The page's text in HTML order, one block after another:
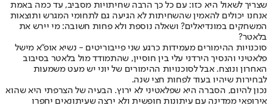
שצריך לשאול היא כזו: עם כל כך הרבה שחיתויות מסביב, עד כמה באמת
אנחנו יכולים להאמין שהשחיתות לא הגיעה גם לתחומי המגרש ותוצאות
המשחקים במונדיאלים? ושאלה נוספת ולא פחות חשובה: מי יירש את
בלאטר?
סוכנויות ההימורים מעמידות כרגע שני פייבוריטים - נשיא אופ"א מישל
פלאטיני והנסיך הירדני עלי בין חוסיין, שהתמודד מול בלאטר בסיבוב
האחרון ונוצח. אבל לסוכנויות ההימורים של יוני יש מעט משמעות
לבחירות שיהיו בעוד לפחות חצי שנה.
נכון להיום, הסברה היא שפלאטיני לא ירוץ. הבעיה של הצרפתי היא שהוא
אירופאי ממדינה עם עיתונות חופשית ולא ירצה שעיתונאים יחפרו